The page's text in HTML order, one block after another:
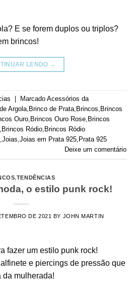
E se forem duplos ou triplos?
brincos!
LENDO →
Marcado Acessórios da
Argola Brinco de Prata Brincos Brincos
Ouro Brincos Ouro Rose Brincos
Brincos Ródio Brincos Ródio
Joias Joias em Prata 925 Prata 925
Deixe um comentário
,TENDÊNCIAS
o estilo punk rock!
DE 2021 BY JOHN MARTIN
fazer um estilo punk rock!
e piercings de pressão que
da mulherada!